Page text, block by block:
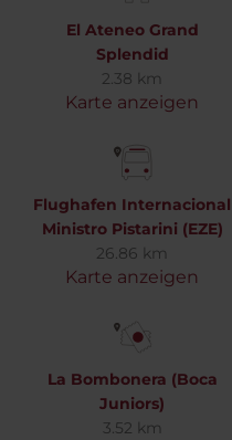
El Ateneo Grand
Splendid
2.38 km
Karte anzeigen
Flughafen Internacional
Ministro Pistarini (EZE)
26.86 km
Karte anzeigen
La Bombonera (Boca
Juniors)
3.52 km